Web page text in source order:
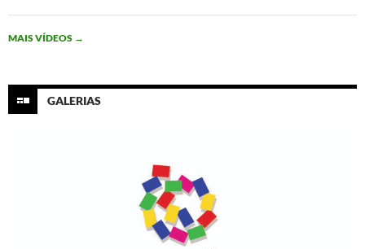
o
k
e
d
n
A
MAIS VÍDEOS →
GALERIAS